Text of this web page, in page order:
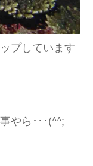
プしています
やら･･･(^^;